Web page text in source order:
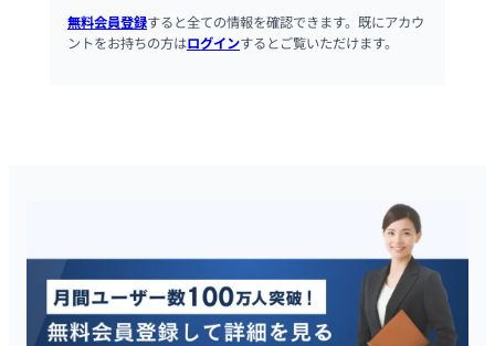
無料会員登録すると全ての情報を確認できます。既にアカウ
ントをお持ちの方はログインするとご覧いただけます。